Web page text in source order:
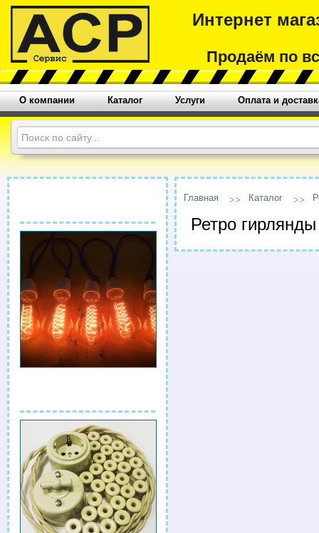
Интернет
Продаём по
О компании Каталог Услуги Оплата и
Главная Каталог
Ретро гирлянды